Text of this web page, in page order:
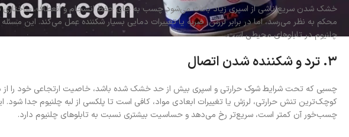
خشک شدن سریع ناشی از اسپری زیاد باعث می‌شود چسب به جای حفظ انسجام و انعطاف، ساختاری
محکم به نظر می‌رسد، اما در برابر لرزش، ضربه یا تغییرات دمایی بسیار شکننده عمل می‌کند. این
چلنیوم در تابلوهای محیطی است.
۳. ترد و شکننده شدن اتصال
چسبی که تحت شرایط شوک حرارتی و اسپری بیش از حد خشک شده باشد، خاصیت ارتجاعی خود را
کوچک‌ترین تنش حرارتی، لرزش یا تغییرات ابعادی مواد، کافی است تا پلکسی از لبه چلنیوم جدا
چسب‌خور آن کمتر است، سریع‌تر رخ می‌دهد و حساسیت بیشتری نسبت به تابلوهای چلنیوم دارد.